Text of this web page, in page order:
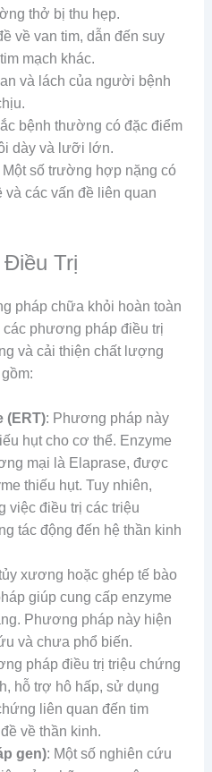
thở bị thu hẹp.
về van tim, dẫn đến suy
mạch khác.
và lách của người bệnh
bệnh thường có đặc điểm
dày và lưỡi lớn.
Một số trường hợp nặng có
và các vấn đề liên quan
Trị
pháp chữa khỏi hoàn toàn
phương pháp điều trị
và cải thiện chất lượng
(ERT): Phương pháp này
hụt cho cơ thể. Enzyme
mại là Elaprase, được
thiếu hụt. Tuy nhiên,
việc điều trị các triệu
tác động đến hệ thần kinh
xương hoặc ghép tế bào
giúp cung cấp enzyme
Phương pháp này hiện
và chưa phổ biến.
pháp điều trị triệu chứng
hỗ trợ hô hấp, sử dụng
liên quan đến tim
về thần kinh.
gen): Một số nghiên cứu